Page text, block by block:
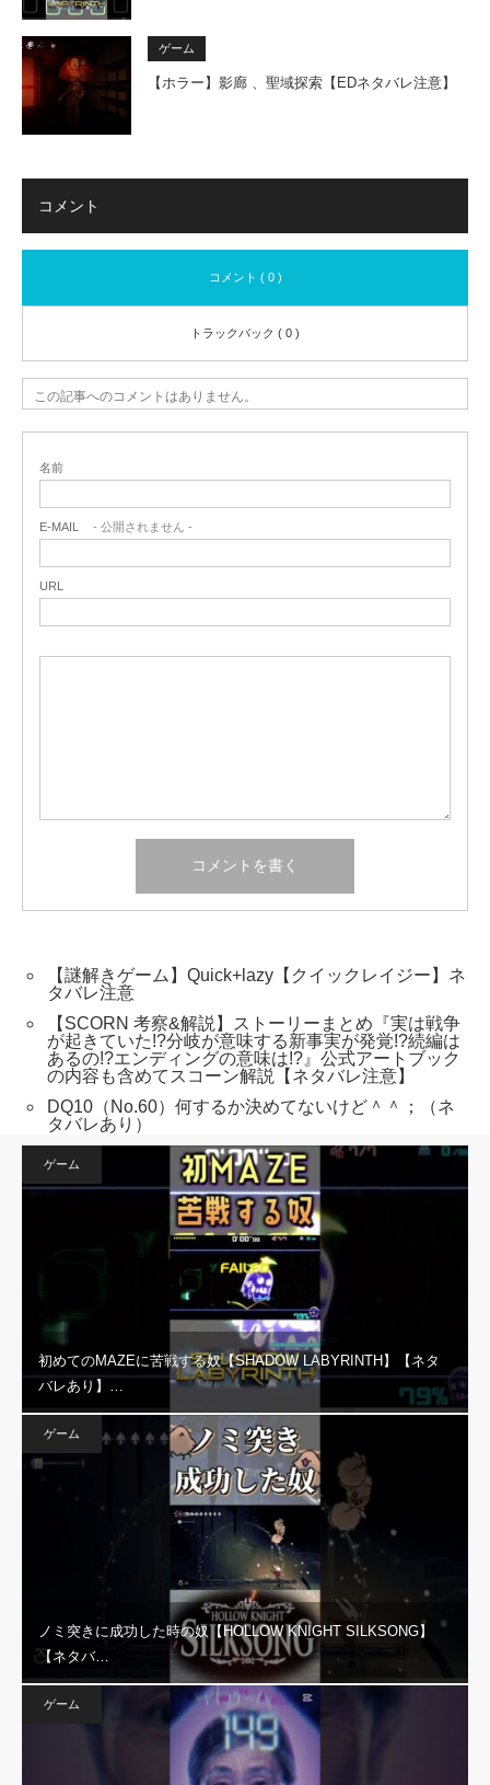
ゲーム
【ホラー】影廊 、聖域探索【EDネタバレ注意】
コメント
コメント ( 0 )
トラックバック ( 0 )
この記事へのコメントはありません。
名前
E-MAIL - 公開されません -
URL
【謎解きゲーム】Quick+lazy【クイックレイジー】ネ
タバレ注意
【SCORN 考察&解説】ストーリーまとめ『実は戦争
が起きていた!?分岐が意味する新事実が発覚!?続編は
あるの!?エンディングの意味は!?』公式アートブック
の内容も含めてスコーン解説【ネタバレ注意】
DQ10（No.60）何するか決めてないけど＾＾；（ネ
タバレあり）
ゲーム
初めてのMAZEに苦戦する奴【SHADOW LABYRINTH】【ネタ
バレあり】…
ゲーム
ノミ突きに成功した時の奴【HOLLOW KNIGHT SILKSONG】
【ネタバ…
ゲーム